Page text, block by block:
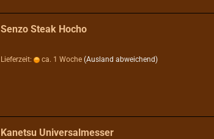
Senzo Steak Hocho
Lieferzeit: ca. 1 Woche (Ausland abweichend)
Kanetsu Universalmesser